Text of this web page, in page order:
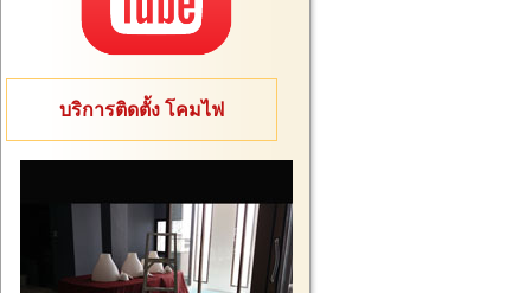
บริการติดตั้ง โคมไฟ